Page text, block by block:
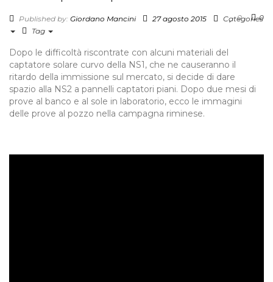
Published by: Giordano Mancini 27 agosto 2015
Categories
Tag
0
0
Dopo le difficoltà riscontrate con alcuni materiali del
captatore solare curvo della NS1, che ne causeranno il
ritardo della immissione sul mercato, si decide di dare
spazio alla NS2 a pannelli captatori piani. ​Dopo due mesi di
prove al banco e al sole in laboratorio, ecco ​le immagini
delle prove al pozzo nella campagna riminese.